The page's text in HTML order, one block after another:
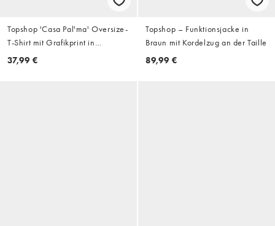
Topshop 'Casa Pal'ma' Oversize-
T-Shirt mit Grafikprint in
Cremeweiß
37,99 €
Topshop – Funktionsjacke in
Braun mit Kordelzug an der Taille
89,99 €